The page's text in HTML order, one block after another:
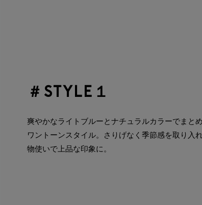
＃STYLE１
爽やかなライトブルーとナチュラルカラーでまと
ワントーンスタイル。さりげなく季節感を取り入
物使いで上品な印象に。